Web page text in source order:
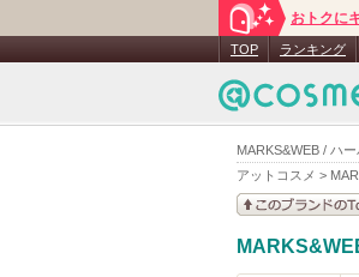
MARKS&WEB / ハ
アットコスメ >
おトクに
TOP ランキング